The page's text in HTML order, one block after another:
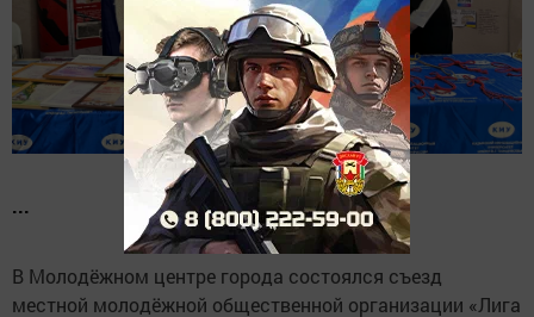
...
В Молодёжном центре города состоялся съезд
местной молодёжной общественной организации «Лига